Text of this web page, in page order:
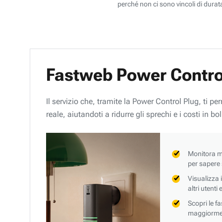
perché non ci sono vincoli di
Fastweb Power
Il servizio che, tramite la Power Control Plug, ti
reale, aiutandoti a ridurre gli sprechi e i costi in
Monitora
per
Visualizza
altri utenti
Scopri le